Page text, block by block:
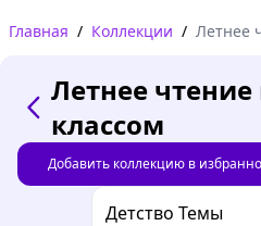
Главная / Коллекции / Летнее
Летнее чтение
классом
Добавить коллекцию в
Детство Темы